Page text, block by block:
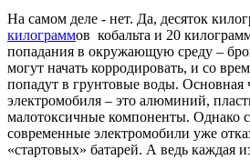
На самом деле - нет. Да, десяток
килограммов кобальта и 20
попадания в окружающую среду –
могут начать корродировать, и со
попадут в грунтовые воды. Основная
электромобиля – это алюминий,
малотоксичные компоненты. Однако
современные электромобили уже
«стартовых» батарей. А ведь каждая